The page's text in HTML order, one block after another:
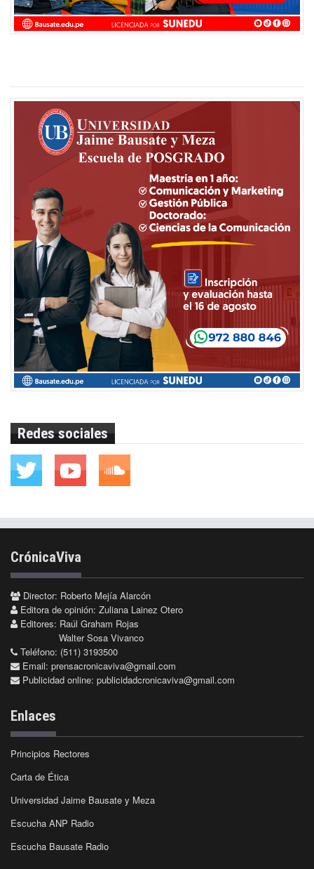
Redes sociales
CrónicaViva
Director: Roberto Mejía Alarcón
Editora de opinión: Zuliana Lainez Otero
Editores: Raúl Graham Rojas
Walter Sosa Vivanco
Teléfono: (511) 3193500
Email: prensacronicaviva@gmail.com
Publicidad online: publicidadcronicaviva@gmail.com
Enlaces
Principios Rectores
Carta de Ética
Universidad Jaime Bausate y Meza
Escucha ANP Radio
Escucha Bausate Radio